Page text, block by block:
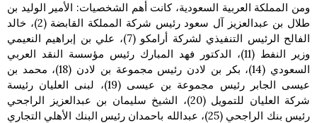
ومن المملكة العربية السعودية، كانت أهم الشخصيات: الأمير الوليد بن
طلال بن عبدالعزيز آل سعود رئيس شركة المملكة القابضة (2)، خالد
الفالح الرئيس التنفيذي لشركة أرامكو (7)، علي بن إبراهيم النعيمي
وزير النفط (11)، الدكتور فهد المبارك رئيس مؤسسة النقد العربي
السعودي (14)، بكر بن لادن رئيس مجموعة بن لادن (18)، محمد بن
عيسى الجابر رئيس مجموعة بن عيسى (19)، لبنى العليان رئيسة
شركة العليان للتمويل (20)، الشيخ سليمان بن عبدالعزيز الراجحي
رئيس بنك الراجحي (25)، عبدالله باحمدان رئيس البنك الأهلي التجاري